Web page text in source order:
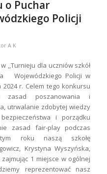
o Puchar
Policji
A K
,,Turnieju dla uczniów szkół
Wojewódzkiego Policji w
2024 r. Celem tego konkursu
zasad poszanowania i
utrwalanie zdobytej wiedzy
i porządku
zasad fair-play podczas
roku naszą szkołę
Krystyna Wyszyńska,
zajmując 1 miejsce w ogólnej
reprezentować nasz